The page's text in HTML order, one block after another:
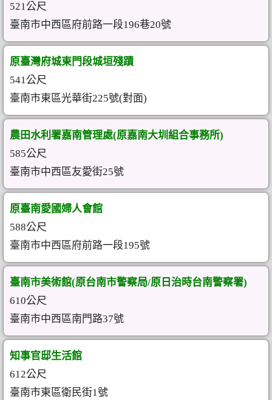
521公尺
臺南市中西區府前路一段196巷20號
原臺灣府城東門段城垣殘蹟
541公尺
臺南市東區光華街225號(對面)
農田水利署嘉南管理處(原嘉南大圳組合事務所)
585公尺
臺南市中西區友愛街25號
原臺南愛國婦人會館
588公尺
臺南市中西區府前路一段195號
臺南市美術館(原台南市警察局/原日治時台南警察署)
610公尺
臺南市中西區南門路37號
知事官邸生活館
612公尺
臺南市東區衛民街1號